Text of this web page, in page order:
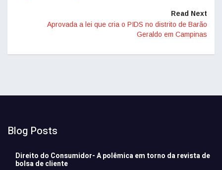
Read Next
Aprovada a lei que cria o PIDS no distrito de Barão
Geraldo em Campinas
Blog Posts
Direito do Consumidor- A polêmica em torno da revista de
bolsa de cliente